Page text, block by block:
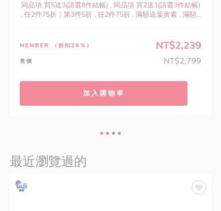
同品項 買5送3(請選8件結帳) , 同品項 買2送1(請選3件結帳)
, 任2件75折｜第3件5折 , 任2件75折 , 滿額送葉黃素 , 滿額...
MEMBER （折扣20％） NT$2,239
售價 NT$2,799
加入購物車
最近瀏覽過的